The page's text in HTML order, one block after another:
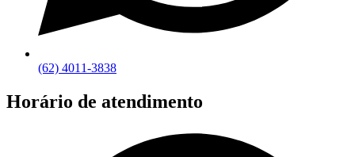
(62) 4011-3838
Horário de atendimento